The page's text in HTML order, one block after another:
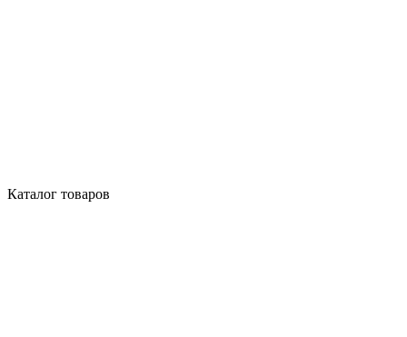
Каталог товаров